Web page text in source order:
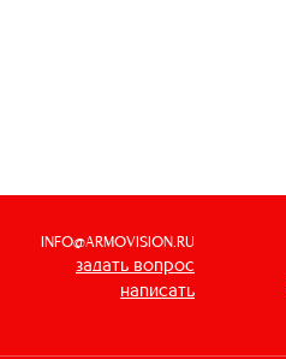
INFO@ARMOVISION.RU
задать вопрос
написать